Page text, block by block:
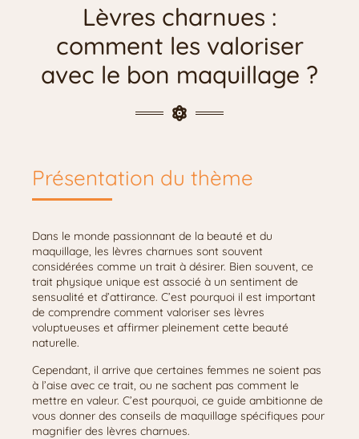
Lèvres charnues :
comment les valoriser
avec le bon maquillage ?
Présentation du thème
Dans le monde passionnant de la beauté et du
maquillage, les lèvres charnues sont souvent
considérées comme un trait à désirer. Bien souvent, ce
trait physique unique est associé à un sentiment de
sensualité et d’attirance. C’est pourquoi il est important
de comprendre comment valoriser ses lèvres
voluptueuses et affirmer pleinement cette beauté
naturelle.
Cependant, il arrive que certaines femmes ne soient pas
à l’aise avec ce trait, ou ne sachent pas comment le
mettre en valeur. C’est pourquoi, ce guide ambitionne de
vous donner des conseils de maquillage spécifiques pour
magnifier des lèvres charnues.